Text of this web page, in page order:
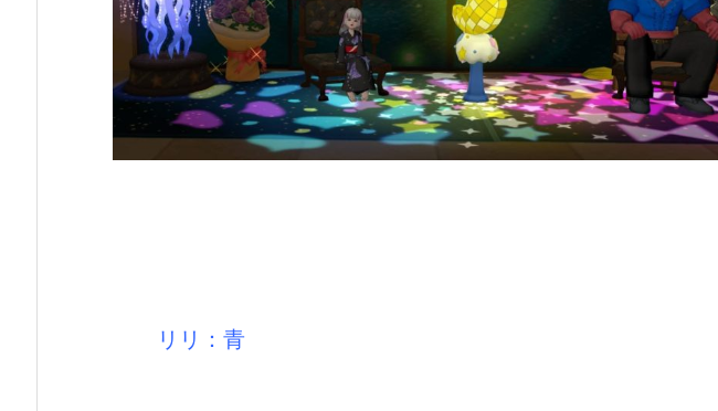
リリ：青